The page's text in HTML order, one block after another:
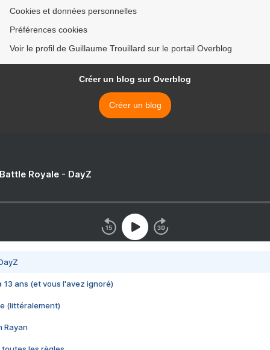
Cookies et données personnelles
Préférences cookies
Voir le profil de Guillaume Trouillard sur le portail Overblog
Créer un blog sur Overblog
Créer un blog
Royale - DayZ
13 ans (et vous l'avez ignoré)
(littéralement)
Rayan